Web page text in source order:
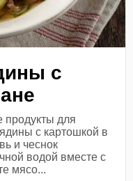
с
продукты для
с картошкой в
и чеснок
водой вместе с
мясо...